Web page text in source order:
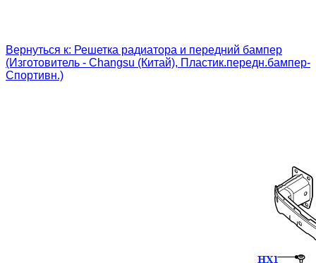
Вернуться к: Решетка радиатора и передний бампер
(Изготовитель - Changsu (Китай), Пластик.передн.бампер-
Спортивн.)